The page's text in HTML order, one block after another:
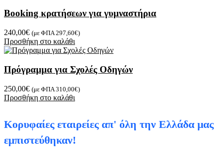
Booking κρατήσεων για γυμναστήρια
240,00€ (με ΦΠΑ297,60€)
Προσθήκη στο καλάθι
Πρόγραμμα για Σχολές Οδηγών
250,00€ (με ΦΠΑ 310,00€)
Προσθήκη στο καλάθι
Κορυφαίες εταιρείες απ' όλη την Ελλάδα μας
εμπιστεύθηκαν!